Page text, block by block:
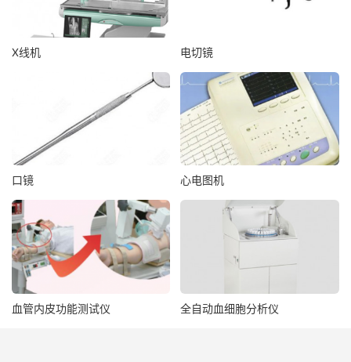
X线机 电切镜
口镜 心电图机
血管内皮功能测试仪 全自动血细胞分析仪